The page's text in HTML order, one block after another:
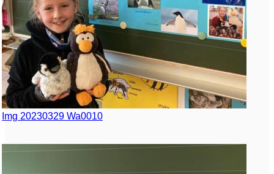
Img 20230329 Wa0010